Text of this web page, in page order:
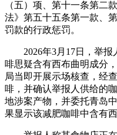
（五）项、第十一条第二
法》第五十五条第一款、
罚款的行政惩罚。
2026年3月17日，举报
啡思疑含有西布曲明成分
局当即开展示场核查，经
啡，并确认举报人供给的
地涉案产物，并委托青岛
果显示该减肥咖啡中含有